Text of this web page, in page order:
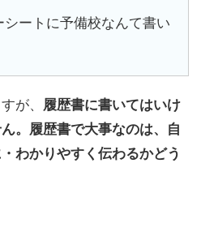
シートに予備校なんて書い
が、
履歴書に書いてはいけ
。履歴書で大事なのは、自
わかりやすく伝わるかどう